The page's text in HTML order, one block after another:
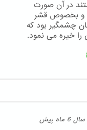
در آن صورت
و بخصوص قشر
چشمگیر بود که
خیره می نمود.